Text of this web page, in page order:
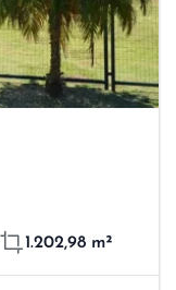
1.202,98 m²